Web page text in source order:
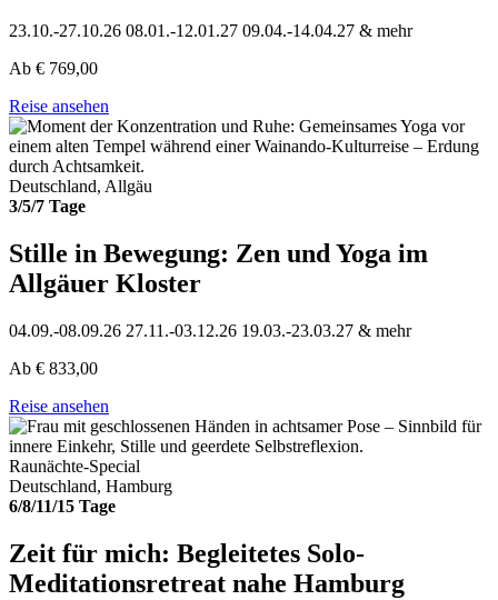
23.10.-27.10.26 08.01.-12.01.27 09.04.-14.04.27 & mehr
Ab € 769,00
Reise ansehen
Deutschland, Allgäu
3/5/7 Tage
Stille in Bewegung: Zen und Yoga im
Allgäuer Kloster
04.09.-08.09.26 27.11.-03.12.26 19.03.-23.03.27 & mehr
Ab € 833,00
Reise ansehen
Raunächte-Special
Deutschland, Hamburg
6/8/11/15 Tage
Zeit für mich: Begleitetes Solo-
Meditationsretreat nahe Hamburg